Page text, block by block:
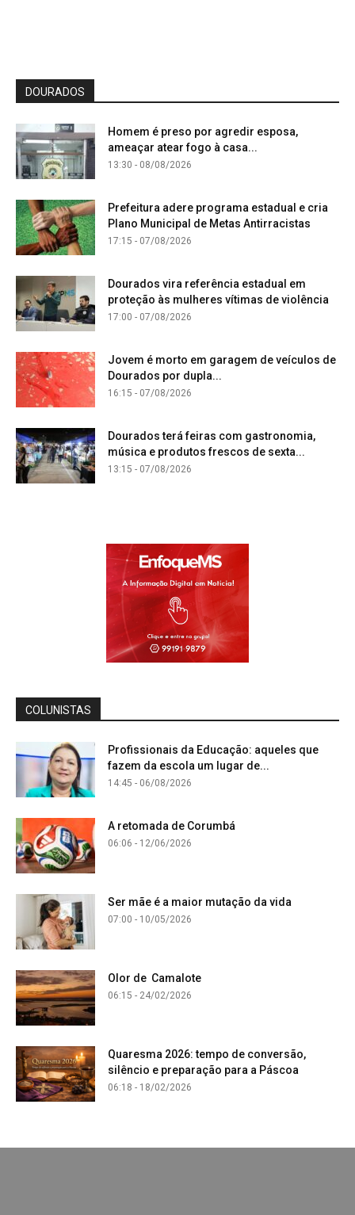
DOURADOS
Homem é preso por agredir esposa,
ameaçar atear fogo à casa...
13:30 - 08/08/2026
Prefeitura adere programa estadual e cria
Plano Municipal de Metas Antirracistas
17:15 - 07/08/2026
Dourados vira referência estadual em
proteção às mulheres vítimas de violência
17:00 - 07/08/2026
Jovem é morto em garagem de veículos de
Dourados por dupla...
16:15 - 07/08/2026
Dourados terá feiras com gastronomia,
música e produtos frescos de sexta...
13:15 - 07/08/2026
COLUNISTAS
Profissionais da Educação: aqueles que
fazem da escola um lugar de...
14:45 - 06/08/2026
A retomada de Corumbá
06:06 - 12/06/2026
Ser mãe é a maior mutação da vida
07:00 - 10/05/2026
Olor de Camalote
06:15 - 24/02/2026
Quaresma 2026: tempo de conversão,
silêncio e preparação para a Páscoa
06:18 - 18/02/2026